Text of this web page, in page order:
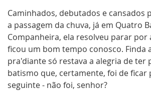
Acessos:
A:Partindo do centro de Quatro
a localidade de Borda do Campo. A
das Pedreiras / Izahir Lago) leva até o
de onde parte a trilha.
B: Também de Quatro Barras, tomar
Borda do Campo até surgirem placas
Caminhados, debutados e cansados
a passagem da chuva, já em Quatro
Companheira, ela resolveu parar por
ficou um bom tempo conosco. Finda
pra'diante só restava a alegria de ter
batismo que, certamente, foi de ficar
seguinte - não foi, senhor?